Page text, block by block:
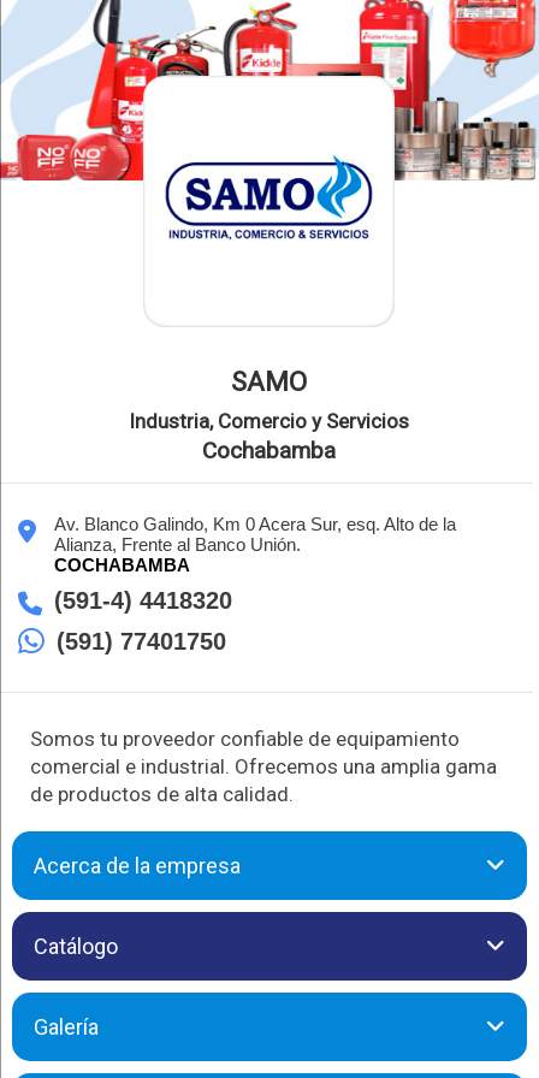
SAMO
Industria, Comercio y Servicios
Cochabamba
Av. Blanco Galindo, Km 0 Acera Sur, esq. Alto de la
Alianza, Frente al Banco Unión.
COCHABAMBA
(591-4) 4418320
(591) 77401750
Somos tu proveedor confiable de equipamiento
comercial e industrial. Ofrecemos una amplia gama
de productos de alta calidad.
Acerca de la empresa
SAMO es tu socio confiable en consultoría, ingeniería, diseño,
instalación y puesta en marcha de sistemas contra incendios.
Nos dedicamos a brindar soluciones personalizadas para
altos estándares. Trabajamos con empresas líderes como
Catálogo
Galería